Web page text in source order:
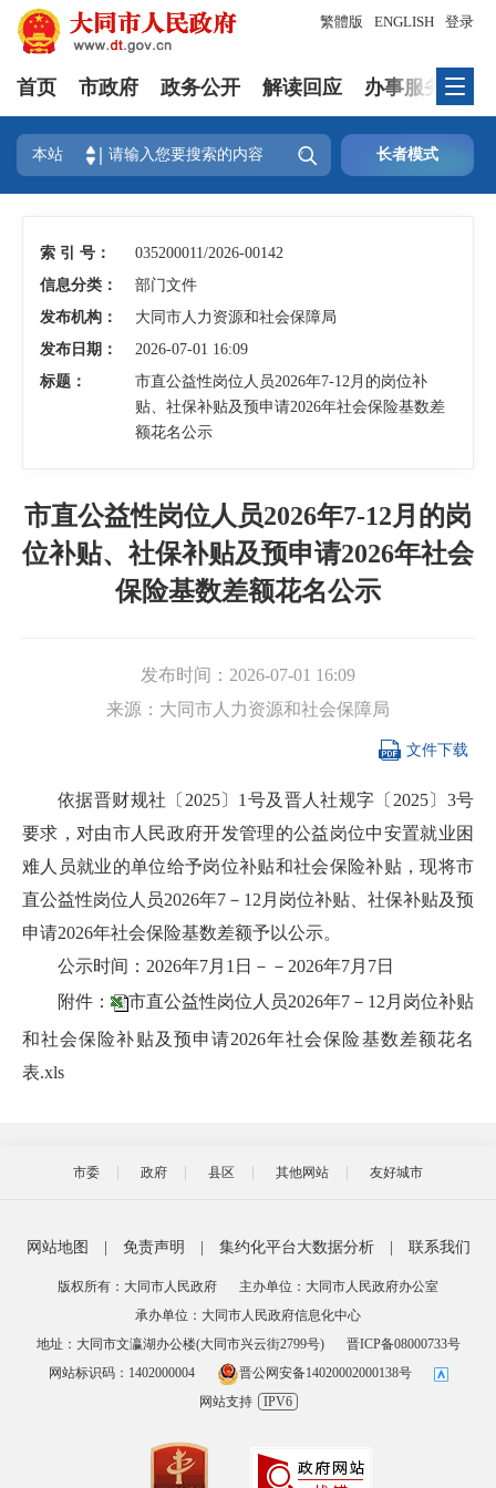
登录
繁體版 ENGLISH
首页 市政府 政务公开 解读回应 办事服务
本站  长者模式
索 引 号：
035200011/2026-00142
信息分类：
部门文件
发布机构：
大同市人力资源和社会保障局
发布日期：
2026-07-01 16:09
标题：
市直公益性岗位人员2026年7-12月的岗位补
贴、社保补贴及预申请2026年社会保险基数差
额花名公示
市直公益性岗位人员2026年7-12月的岗
位补贴、社保补贴及预申请2026年社会
保险基数差额花名公示
发布时间： 2026-07-01 16:09
来源： 大同市人力资源和社会保障局
 文件下载
依据晋财规社〔2025〕1号及晋人社规字〔2025〕3号
要求，对由市人民政府开发管理的公益岗位中安置就业困
难人员就业的单位给予岗位补贴和社会保险补贴，现将市
直公益性岗位人员2026年7－12月岗位补贴、社保补贴及预
申请2026年社会保险基数差额予以公示。
公示时间：2026年7月1日－－2026年7月7日
附件：
市直公益性岗位人员2026年7－12月岗位补贴
和社会保险补贴及预申请2026年社会保险基数差额花名
表.xls
市委 政府 县区 其他网站 友好城市
网站地图 免责声明 集约化平台大数据分析 联系我们
版权所有：大同市人民政府
主办单位：大同市人民政府办公室
承办单位：大同市人民政府信息化中心
地址：大同市文瀛湖办公楼(大同市兴云街2799号)
晋ICP备08000733号
网站标识码：1402000004
晋公网安备14020002000138号
网站支持
IPV6